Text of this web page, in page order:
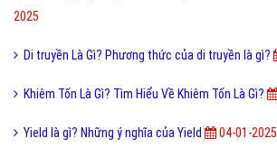
2025
Di truyền Là Gì? Phương thức của di truyền là gì?
Khiêm Tốn Là Gì? Tìm Hiểu Về Khiêm Tốn Là Gì?
Yield là gì? Những ý nghĩa của Yield 04-01-2025